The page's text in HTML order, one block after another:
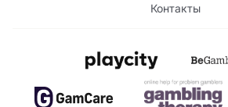
Контакты